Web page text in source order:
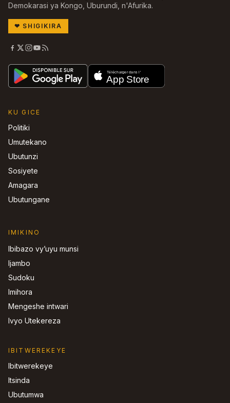
Demokarasi ya Kongo, Uburundi, n'Afurika.
❤ SHIGIKIRA
KU GICE
Politiki
Umutekano
Ubutunzi
Sosiyete
Amagara
Ubutungane
IMIKINO
Ibibazo vy’uyu munsi
Ijambo
Sudoku
Imihora
Mengeshe intwari
Ivyo Utekereza
IBITWEREKEYE
Ibitwerekeye
Itsinda
Ubutumwa